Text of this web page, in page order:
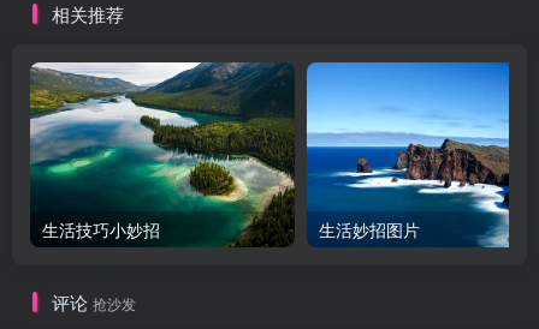
相关推荐
生活技巧小妙招 生活妙招图片
评论 抢沙发